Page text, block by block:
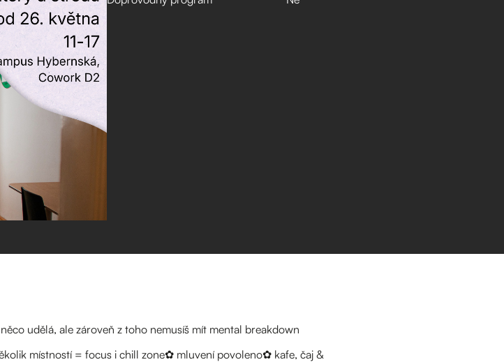
udělá, ale zároveň z toho nemusíš mít mental breakdown
místností = focus i chill zone✿ mluvení povoleno✿ kafe, čaj &